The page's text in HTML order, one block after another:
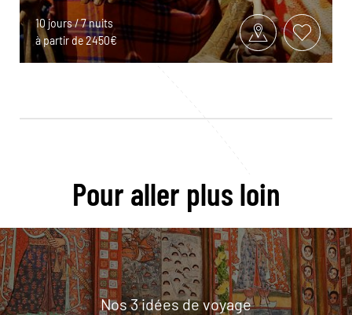
10 jours / 7 nuits
à partir de 2450€
Pour aller plus loin
Nos 3 idées de voyage